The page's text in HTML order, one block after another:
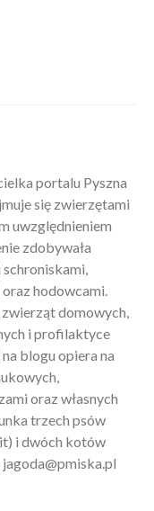
portalu Pyszna
się zwierzętami
uwzględnieniem
zdobywała
hodowcami.
domowych,
i profilaktyce
blogu opiera na
oraz własnych
trzech psów
i dwóch kotów
jagoda@pmiska.pl